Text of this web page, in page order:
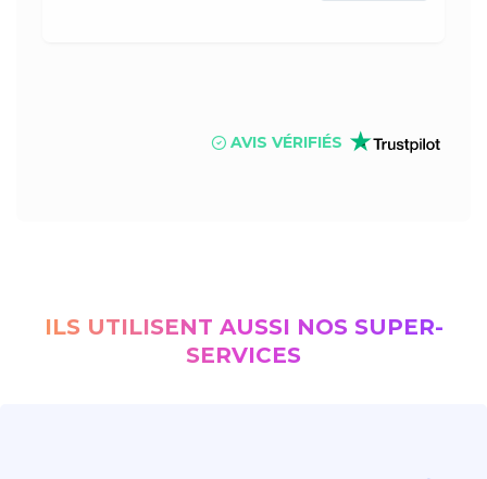
AVIS VÉRIFIÉS
ILS UTILISENT AUSSI NOS SUPER-
SERVICES